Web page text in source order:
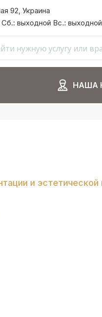
92, Украина
выходной Вс.: выходной
НАША
и